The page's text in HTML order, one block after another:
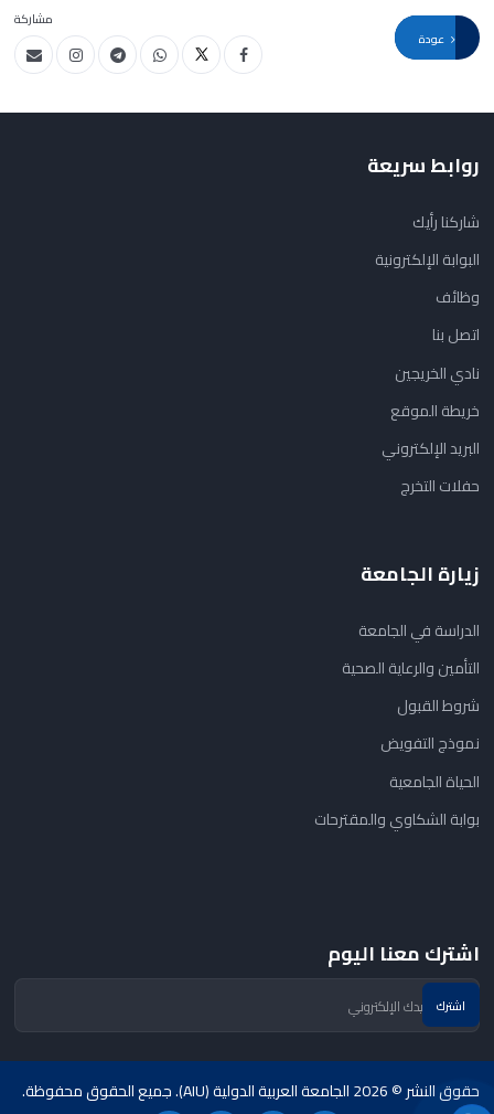
مشاركة
روابط سريعة
شاركنا رأيك
البوابة الإلكترونية
وظائف
اتصل بنا
نادي الخريجين
خريطة الموقع
البريد الإلكتروني
حفلات التخرج
زيارة الجامعة
الدراسة في الجامعة
التأمين والرعاية الصحية
شروط القبول
نموذج التفويض
الحياة الجامعية
بوابة الشكاوي والمقترحات
اشترك معنا اليوم
حقوق النشر © 2026 الجامعة العربية الدولية (AIU). جميع الحقوق محفوظة.